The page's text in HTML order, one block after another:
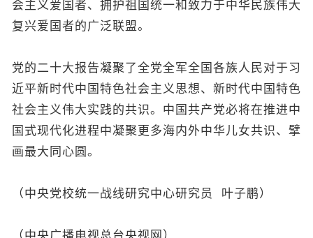
会主义爱国者、拥护祖国统一和致力于中华民族伟大
复兴爱国者的广泛联盟。
党的二十大报告凝聚了全党全军全国各族人民对于习
近平新时代中国特色社会主义思想、新时代中国特色
社会主义伟大实践的共识。中国共产党必将在推进中
国式现代化进程中凝聚更多海内外中华儿女共识、擘
画最大同心圆。
（中央党校统一战线研究中心研究员 叶子鹏）